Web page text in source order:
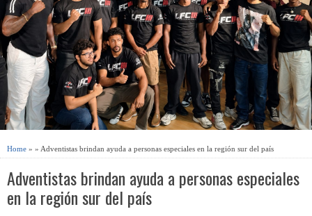
Home » » Adventistas brindan ayuda a personas especiales en la región sur del país
Adventistas brindan ayuda a personas especiales
en la región sur del país